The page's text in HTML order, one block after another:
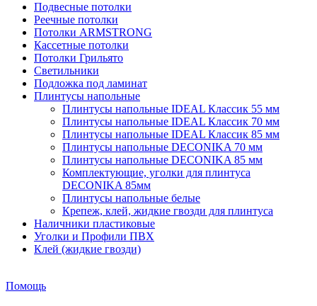
Подвесные потолки
Реечные потолки
Потолки ARMSTRONG
Кассетные потолки
Потолки Грильято
Светильники
Подложка под ламинат
Плинтусы напольные
Плинтусы напольные IDEAL Классик 55 мм
Плинтусы напольные IDEAL Классик 70 мм
Плинтусы напольные IDEAL Классик 85 мм
Плинтусы напольные DECONIKA 70 мм
Плинтусы напольные DECONIKA 85 мм
Комплектующие, уголки для плинтуса
DECONIKA 85мм
Плинтусы напольные белые
Крепеж, клей, жидкие гвозди для плинтуса
Наличники пластиковые
Уголки и Профили ПВХ
Клей (жидкие гвозди)
Помощь